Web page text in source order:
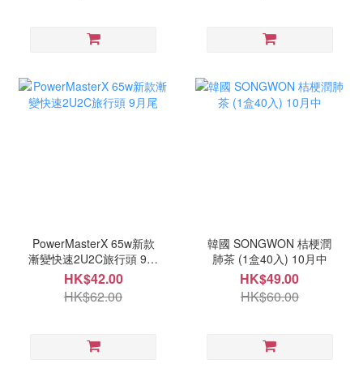
PowerMasterX 65w新款
漸變快速2U2C旅行頭 9月
尾
HK$42.00
HK$62.00
韓國 SONGWON 桔梗潤
肺茶 (1盒40入) 10月中
HK$49.00
HK$60.00